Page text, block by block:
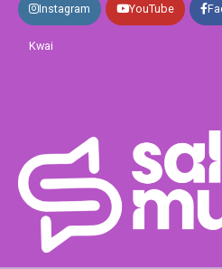
Instagram YouTube
Kwai